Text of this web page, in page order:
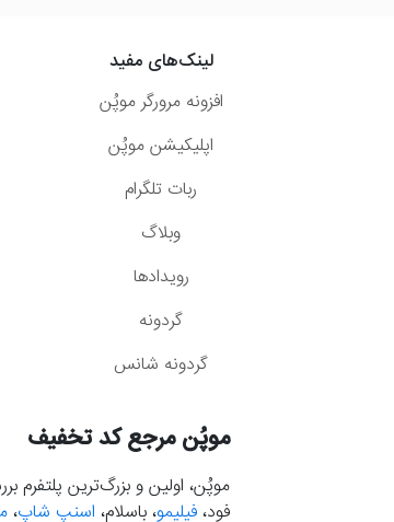
لینک‌های مفید
افزونه مرورگر موپُن
اپلیکیشن موپُن
ربات تلگرام
وبلاگ
رویدادها
گردونه
گردونه شانس
موپُن مرجع کد تخفیف
موپُن، اولین و بزرگ‌ترین پلتفرم
فود، فیلیمو، باسلام، اسنپ شاپ،